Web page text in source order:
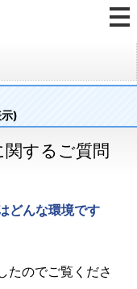
)
関するご質問
どんな環境です
たのでご覧くださ